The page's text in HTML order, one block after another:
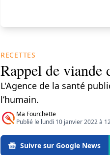
RECETTES
Rappel de viande
L'Agence de la santé
l’humain.
Ma Fourchette
Publié le lundi 10 janvier 2022 à
Suivre sur Google News